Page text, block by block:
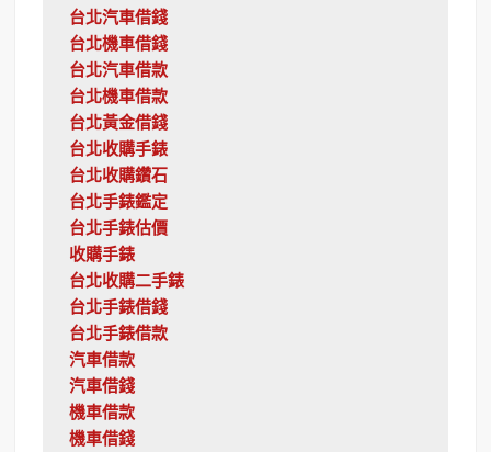
台北汽車借錢
台北機車借錢
台北汽車借款
台北機車借款
台北黃金借錢
台北收購手錶
台北收購鑽石
台北手錶鑑定
台北手錶估價
收購手錶
台北收購二手錶
台北手錶借錢
台北手錶借款
汽車借款
汽車借錢
機車借款
機車借錢